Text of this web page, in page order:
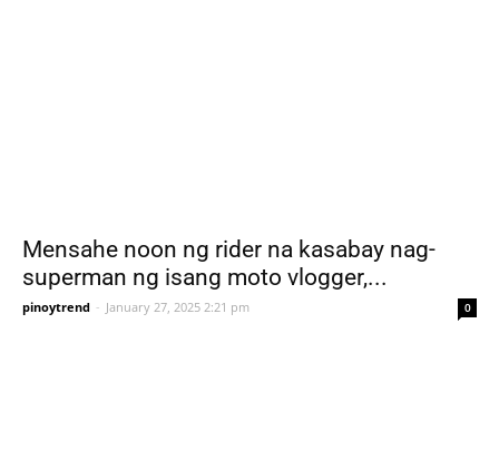
Mensahe noon ng rider na kasabay nag-
superman ng isang moto vlogger,...
pinoytrend - January 27, 2025 2:21 pm 0